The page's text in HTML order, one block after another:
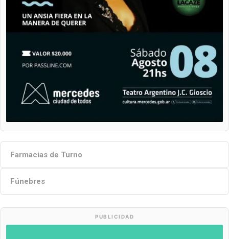
Farmacias de Turno
Fúnebres
PUBLICIDAD